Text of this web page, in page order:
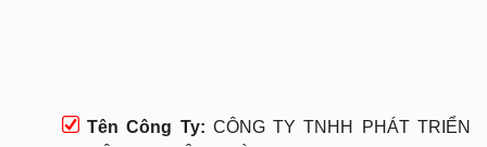
Tên Công Ty: CÔNG TY TNHH PHÁT TRIỂN